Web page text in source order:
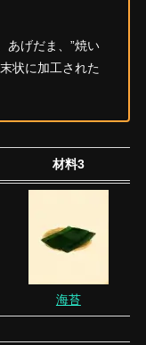
あげだま、”焼い
状に加工された
材料3
海苔